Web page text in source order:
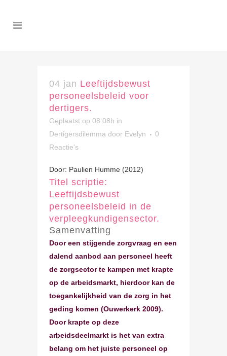
04 jan Leeftijdsbewust
personeelsbeleid voor
dertigers.
Geplaatst op 08:08h in
Dertigersdilemma door Evelyn
0
Reactie's
Door: Paulien Humme (2012)
Titel scriptie:
Leeftijdsbewust
personeelsbeleid in de
verpleegkundigensector.
Samenvatting
Door een stijgende zorgvraag en een
dalend aanbod aan personeel heeft
de zorgsector te kampen met krapte
op de arbeidsmarkt, hierdoor kan de
toegankelijkheid van de zorg in het
geding komen (Ouwerkerk 2009).
Door krapte op deze
arbeidsdeelmarkt is het van extra
belang om het juiste personeel op